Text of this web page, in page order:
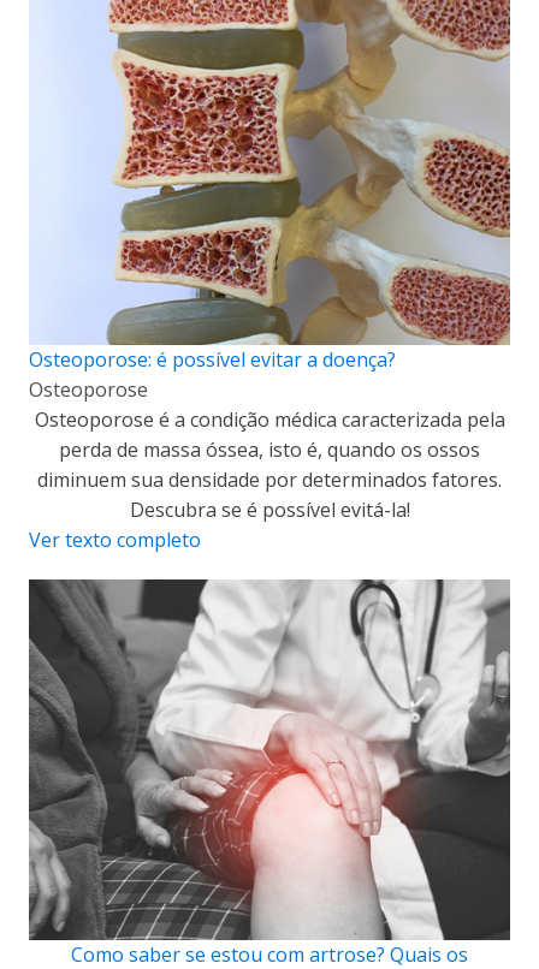
Osteoporose: é possível evitar a doença?
Osteoporose
Osteoporose é a condição médica caracterizada pela
perda de massa óssea, isto é, quando os ossos
diminuem sua densidade por determinados fatores.
Descubra se é possível evitá-la!
Ver texto completo
Como saber se estou com artrose? Quais os